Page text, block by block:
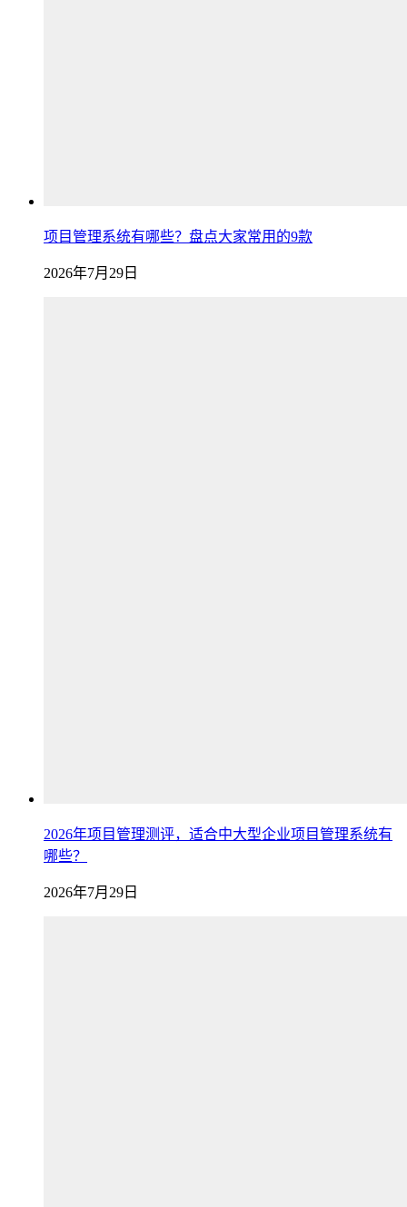
项目管理系统有哪些？盘点大家常用的9款
2026年7月29日
2026年项目管理测评，适合中大型企业项目管理系统有
哪些？
2026年7月29日